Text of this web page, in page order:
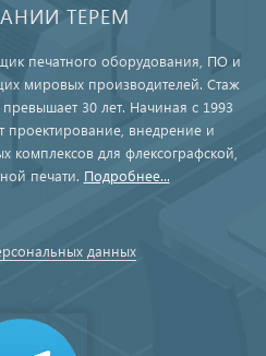
ТЕРЕМ
печатного оборудования, ПО и
мировых производителей. Стаж
30 лет. Начиная с 1993
проектирование, внедрение и
комплексов для флексографской,
печати. Подробнее...
данных